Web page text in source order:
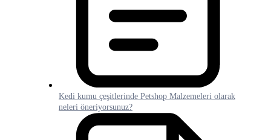
Kedi kumu çeşitlerinde Petshop Malzemeleri olarak
neleri öneriyorsunuz?